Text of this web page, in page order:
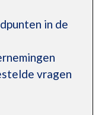
in de
vragen